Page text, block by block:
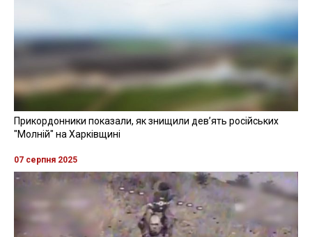
Прикордонники показали, як знищили девʼять російських
"Молній" на Харківщині
07 серпня 2025